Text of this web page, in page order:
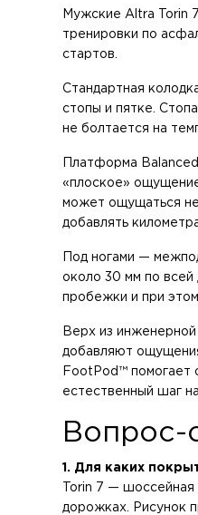
Мужские Altra Torin
тренировки по
стартов.
Стандартная
стопы и пятке.
не болтается на
Платформа
«плоское»
может ощущаться
добавлять
Под ногами —
около 30 мм по всей
пробежки и при этом
Верх из
добавляют
FootPod™ помогает
естественный шаг
Вопрос-
1. Для каких
Torin 7 —
дорожках. Рисунок